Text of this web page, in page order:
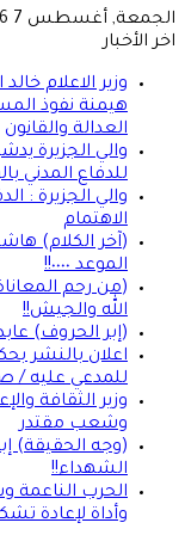
الجمعة, أغسطس 7 2026
اخر الأخبار
وزير الاعلام
هيمنة نفوذ
العدالة والقانون
والي الجزيرة
للدفاع المدني
والي الجزيرة :
الاهتمام
(آخر الكلام)
الموعد ٠٠٠٠!!
(من رحم
الله والجيش!!
(إبر الحروف)
اعلان بالنشر
للمدعي عليه /
وزير الثقافة
وشعب مقتدر
(وجه الحقيقة)
الشهداء!!
الحرب الناعمة
وأداة لإعادة